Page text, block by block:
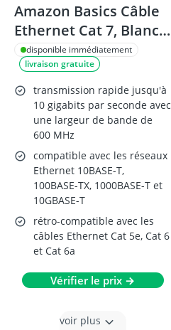
Amazon Basics Câble
Ethernet Cat 7, Blanc,
0.3 m, 5 pièces
disponible immédiatement
livraison gratuite
transmission rapide jusqu'à
10 gigabits par seconde avec
une largeur de bande de
600 MHz
compatible avec les réseaux
Ethernet 10BASE-T,
100BASE-TX, 1000BASE-T et
10GBASE-T
rétro-compatible avec les
câbles Ethernet Cat 5e, Cat 6
et Cat 6a
Vérifier le prix →
voir plus